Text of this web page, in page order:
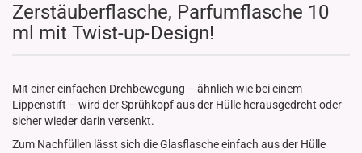
Zerstäuberflasche, Parfumflasche 10
ml mit Twist-up-Design!
Mit einer einfachen Drehbewegung – ähnlich wie bei einem
Lippenstift – wird der Sprühkopf aus der Hülle herausgedreht oder
sicher wieder darin versenkt.
Zum Nachfüllen lässt sich die Glasflasche einfach aus der Hülle